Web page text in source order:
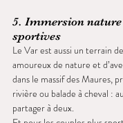
5. Immersion
sportives
Le Var est aussi un terrain
amoureux de nature et
dans le massif des Maures,
rivière ou balade à cheval :
partager à deux.